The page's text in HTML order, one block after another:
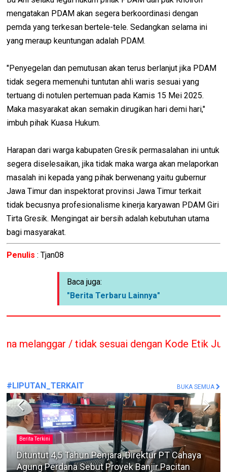
mengatakan PDAM akan segera berkoordinasi dengan
pemda yang terkesan bertele-tele. Sedangkan selama ini
yang meraup keuntungan adalah PDAM.
"Penyegelan dan pemutusan akan terus berlanjut jika PDAM
tidak segera memenuhi tuntutan ahli waris sesuai yang
tertuang di notulen pertemuan pada Kamis 15 Mei 2025.
Maka masyarakat akan semakin dirugikan hari demi hari,"
imbuh pihak Kuasa Hukum.
Harapan dari warga kabupaten Gresik permasalahan ini untuk
segera diselesaikan, jika tidak maka warga akan melaporkan
masalah ini kepada yang pihak berwenang yaitu gubernur
Jawa Timur dan inspektorat provinsi Jawa Timur terkait
tidak becusnya profesionalisme kinerja karyawan PDAM Giri
Tirta Gresik. Mengingat air bersih adalah kebutuhan utama
bagi masyarakat.
Penulis : Tjan08
Baca juga:
"Berita Terbaru Lainnya"
sesuai dengan Kode Etik Jurnalis sesuai
#LIPUTAN_TERKAIT BUKA SEMUA
Berita Terkini
Sopir Pengangkut 141 Karton Rokok Ilegal
Dilepas, Publik Sorot Dasar Hukum Bea Cukai